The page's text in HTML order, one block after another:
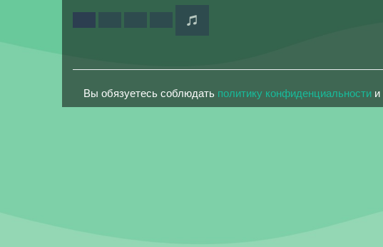
Вы обязуетесь соблюдать политику конфиденциальности и